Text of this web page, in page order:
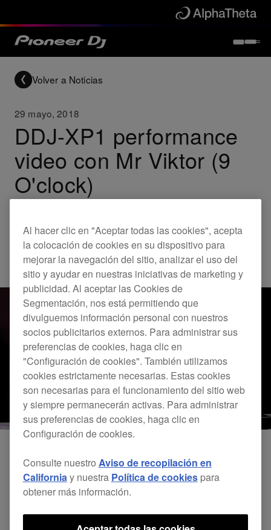
Volver a Noticias
29 mayo, 2018
DDJ-XP1 performance
video con Mr Viktor (9
O'clock)
O'clock está en los decks.
Others DDJ-XP1
Al hacer clic en "Aceptar todas las cookies", acepta
la colocación de cookies en su dispositivo para
mejorar la navegación del sitio, analizar el uso del
sitio y ayudar en nuestras iniciativas de marketing y
publicidad. Al aceptar las Cookies de
Segmentación, nos está permitiendo que
divulguemos información personal con nuestros
socios publicitarios externos. Para administrar sus
preferencias de cookies, haga clic en
"Configuración de cookies". También utilizamos
cookies estrictamente necesarias. Estas cookies
son necesarias para el funcionamiento del sitio web
y siempre permanecerán activas. Para administrar
sus preferencias de cookies, haga clic en
Configuración de cookies.
Consulte nuestro Aviso de recopilación en
Californiay nuestra Política de cookiespara
obtener más información.